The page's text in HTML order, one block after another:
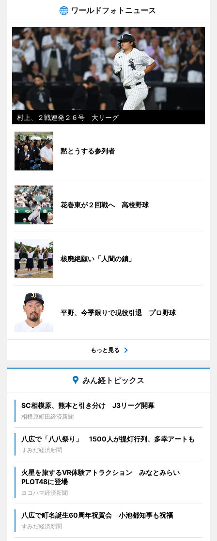
ワールドフォトニュース
村上、２戦連発２６号 大リーグ
黙とうする参列者
花巻東が２回戦へ 高校野球
核廃絶願い「人間の鎖」
平野、今季限りで現役引退 プロ野球
もっと見る
みん経トピックス
SC相模原、熊本と引き分け J3リーグ開幕
相模原町田経済新聞
八広で「八八祭り」 1500人が提灯行列、多幸アートも
すみだ経済新聞
火星を旅するVR体験アトラクション みなとみらい
PLOT48に登場
ヨコハマ経済新聞
八広で町名誕生60周年祝賀会 小池都知事も祝福
すみだ経済新聞